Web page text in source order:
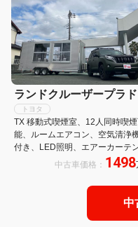
ランドクルーザープラド
トヨタ
TX 移動式喫煙室、12人同時喫
能、ルームエアコン、空気清浄
付き、LED照明、エアーカーテ
バッテリーシステム、太陽光パ
ットグーリーン、アウトリガー
中古車価格： 1498
中